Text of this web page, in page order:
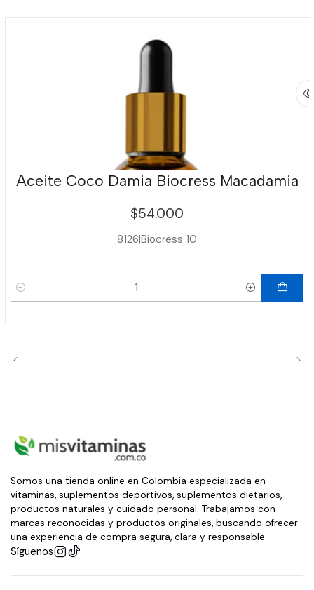
Aceite Coco Damia Biocress Macadamia
$54.000
8126|Biocress 10
Cantidad
Somos una tienda online en Colombia especializada en
vitaminas, suplementos deportivos, suplementos dietarios,
productos naturales y cuidado personal. Trabajamos con
marcas reconocidas y productos originales, buscando ofrecer
una experiencia de compra segura, clara y responsable.
Síguenos